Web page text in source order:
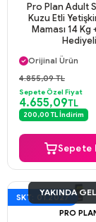
Pro Plan Adult
Kuzu Etli
Maması 14 Kg
Hediyeli
Aynı Gün Kargo
Orijinal Ürün
Güvenli Ödeme
Aynı Gün Kargo
4.855,09 TL
Sepete Özel Fiyat
4.655,09TL
200,00 TL İndirim
Sepete
SKT: 01.2027
YAKINDA
PRO